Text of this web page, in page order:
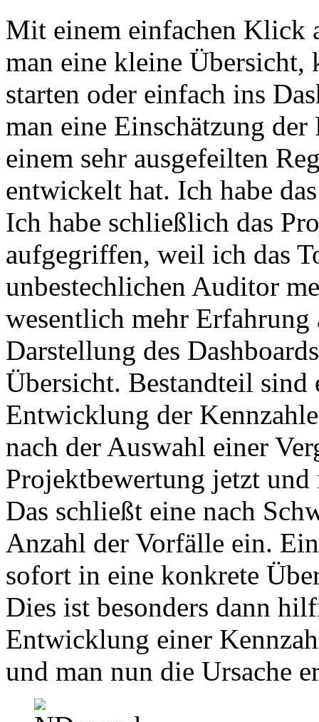
Mit einem einfachen Klick
man eine kleine Übersicht,
starten oder einfach ins
man eine Einschätzung
einem sehr ausgefeilten
entwickelt hat. Ich habe
Ich habe schließlich das
aufgegriffen, weil ich das
unbestechlichen Auditor
wesentlich mehr
Darstellung des
Übersicht. Bestandteil
Entwicklung der
nach der Auswahl einer
Projektbewertung jetzt
Das schließt eine nach
Anzahl der Vorfälle ein.
sofort in eine konkrete
Dies ist besonders dann
Entwicklung einer
und man nun die Ursache